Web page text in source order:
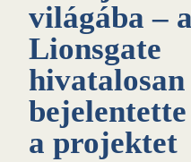
világába – a
Lionsgate
hivatalosan
bejelentette
a projektet